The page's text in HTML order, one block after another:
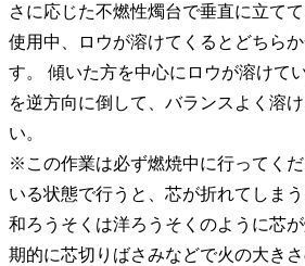
さに応じた不燃性燭台で垂直に立てて
使用中、ロウが溶けてくるとどちら
す。 傾いた方を中心にロウが溶けて
を逆方向に倒して、バランスよく溶
い。
※この作業は必ず燃焼中に行ってく
いる状態で行うと、芯が折れてしまう
和ろうそくは洋ろうそくのように芯
期的に芯切りばさみなどで火の大き